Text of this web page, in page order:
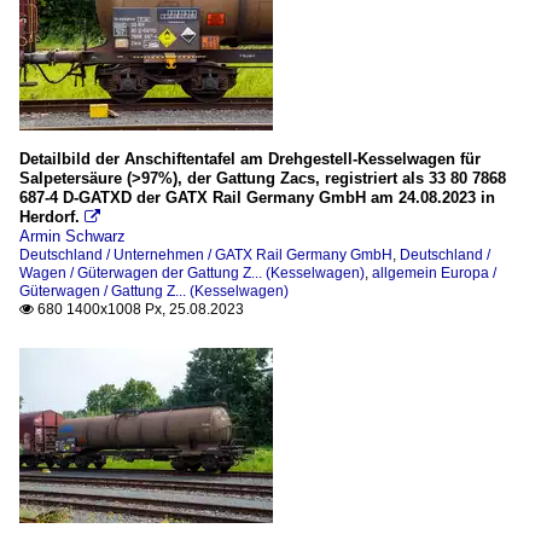
Detailbild der Anschiftentafel am Drehgestell-Kesselwagen für
Salpetersäure (>97%), der Gattung Zacs, registriert als 33 80 7868
687-4 D-GATXD der GATX Rail Germany GmbH am 24.08.2023 in
Herdorf. 
Armin Schwarz
Deutschland / Unternehmen / GATX Rail Germany GmbH Deutschland /
Wagen / Güterwagen der Gattung Z... (Kesselwagen) allgemein Europa /
Güterwagen / Gattung Z... (Kesselwagen)
 680 1400x1008 Px, 25.08.2023